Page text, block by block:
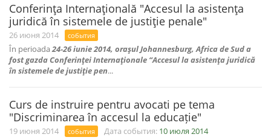
Conferinţa Internaţională "Accesul la asistenţa
juridică în sistemele de justiţie penale"
26 июня 2014 события
În perioada24-26 iunie 2014, oraşul Johannesburg, Africa de Sud a
fost gazda Conferinţei Internaţionale “Accesul la asistenţa juridică
în sistemele de justiţie pen...
Curs de instruire pentru avocati pe tema
"Discriminarea în accesul la educație"
19 июня 2014 события Дата события: 10 июля 2014